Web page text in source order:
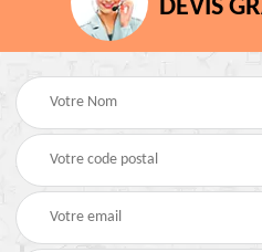
Devis fuite de toiture
92 Hauts-de-Seine
DEVIS